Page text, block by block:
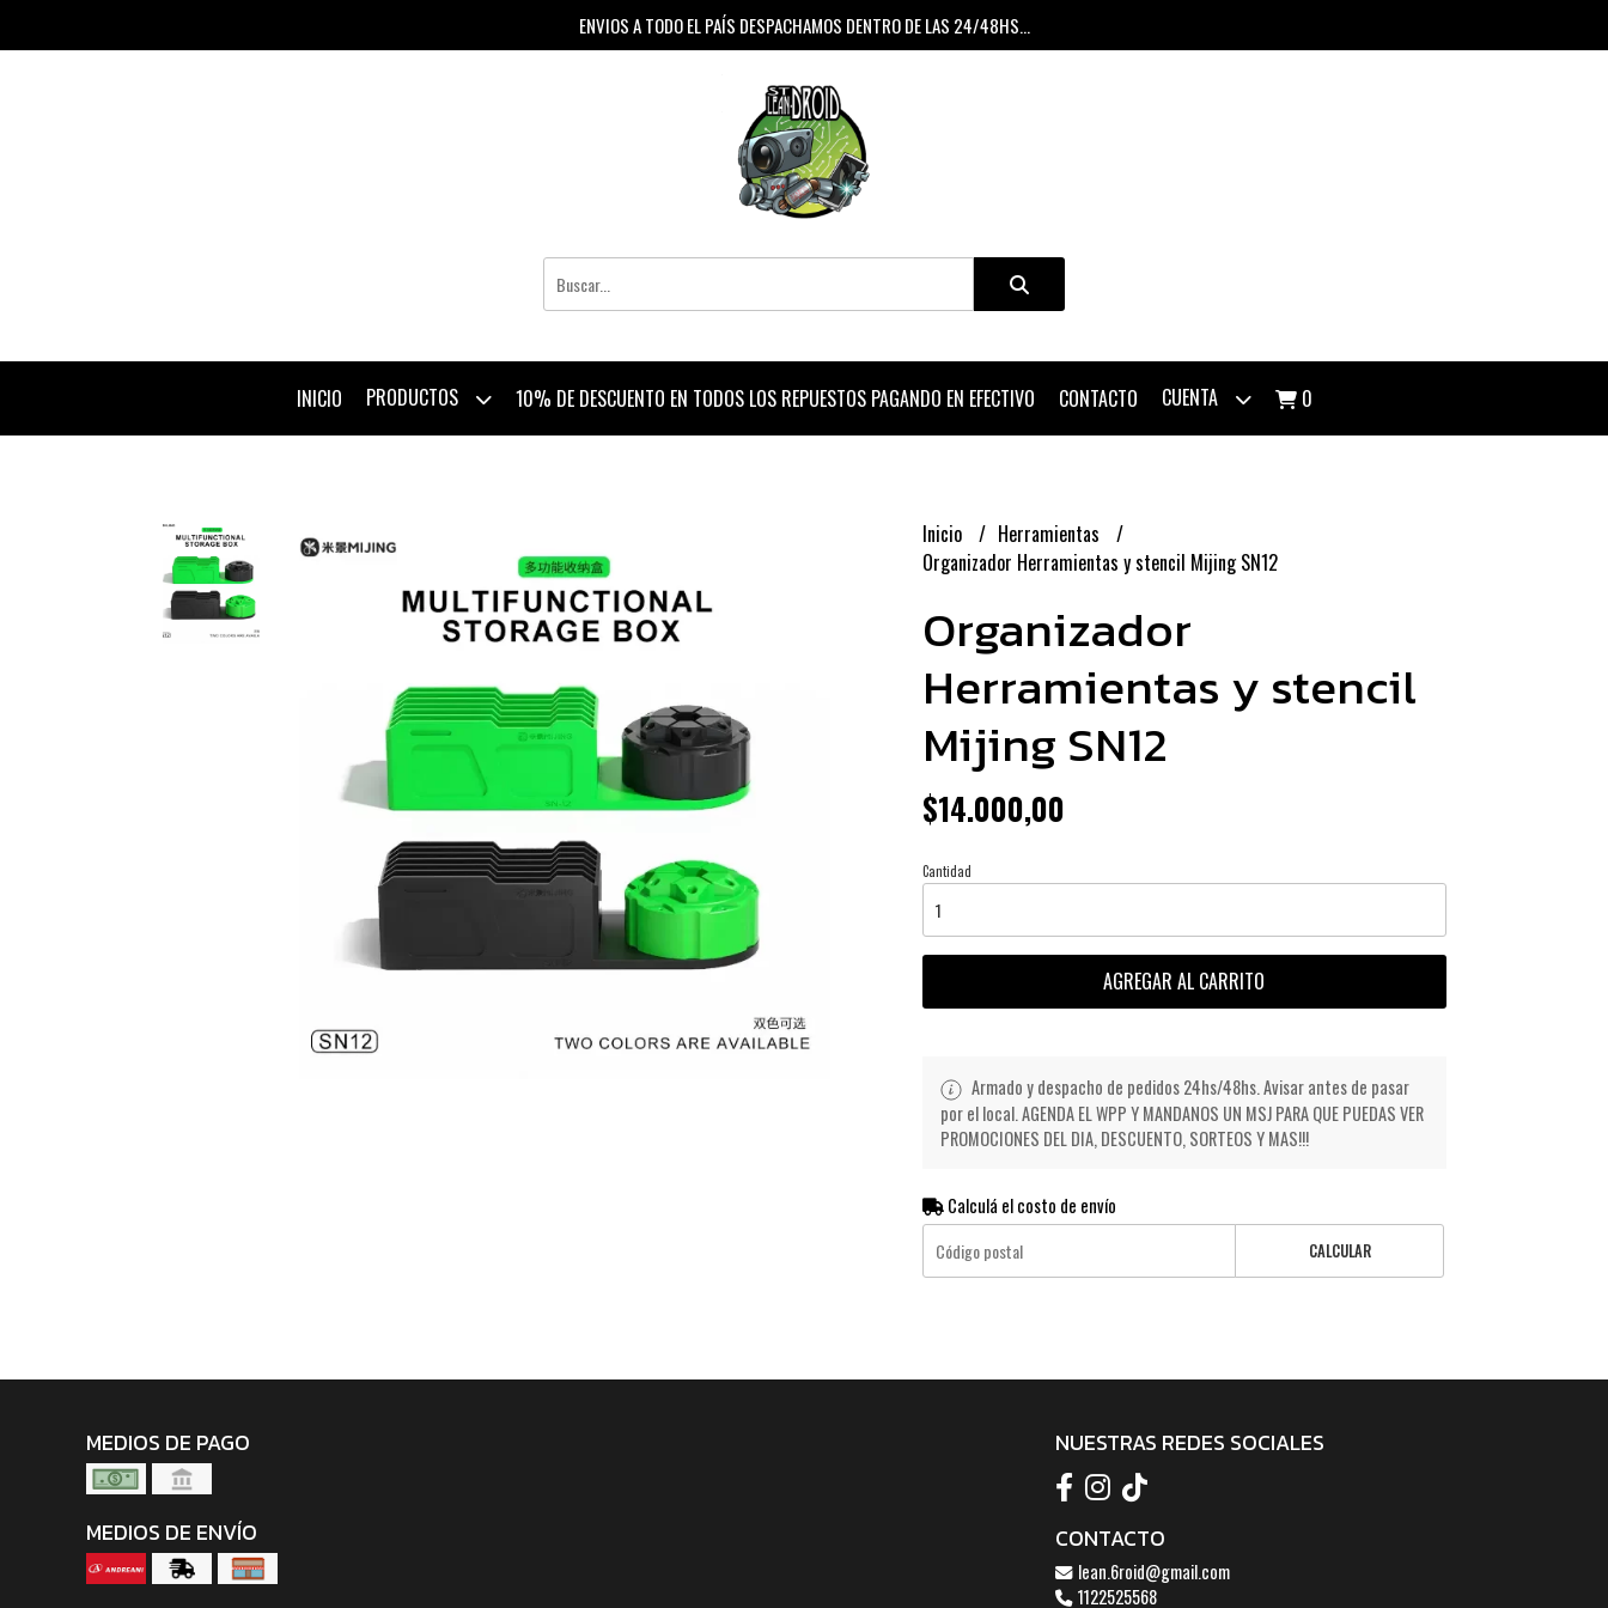
ENVIOS A TODO EL PAÍS DESPACHAMOS DENTRO DE LAS 24/48HS...
INICIO PRODUCTOS 10% DE DESCUENTO EN TODOS LOS REPUESTOS PAGANDO EN EFECTIVO CONTACTO CUENTA 0
Inicio
Herramientas
Organizador Herramientas y stencil Mijing SN12
Organizador
Herramientas y stencil
Mijing SN12
$14.000,00
Cantidad
AGREGAR AL CARRITO
Armado y despacho de pedidos 24hs/48hs. Avisar antes de pasar
por el local. AGENDA EL WPP Y MANDANOS UN MSJ PARA QUE PUEDAS VER
PROMOCIONES DEL DIA, DESCUENTO, SORTEOS Y MAS!!!
Calculá el costo de envío
CALCULAR
MEDIOS DE PAGO
MEDIOS DE ENVÍO
NUESTRAS REDES SOCIALES
CONTACTO
lean.6roid@gmail.com
1122525568